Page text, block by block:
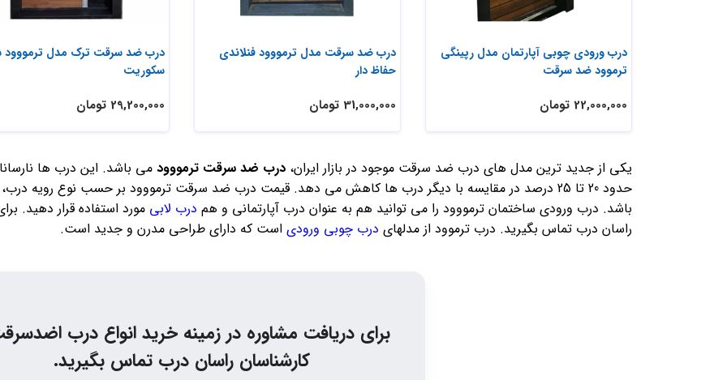
درب ورودی چوبی آپارتمان مدل رپینگی
ترموود ضد سرقت
22,000,000 تومان
درب ضد سرقت مدل ترمووود فنلاندی
حفاظ دار
31,000,000 تومان
درب ضد سرقت ترک مدل ترمووود
سکوریت
29,200,000 تومان
یکی از جدید ترین مدل های درب ضد سرقت موجود در بازار ایران، درب ضد سرقت ترمووود می باشد. این درب ها
حدود 20 تا 25 درصد در مقایسه با دیگر درب ها کاهش می دهد. قیمت درب ضد سرقت ترمووود بر حسب نوع رویه
باشد. درب ورودی ساختمان ترمووود را می توانید هم به عنوان درب آپارتمانی و هم درب لابی مورد استفاده قرار دهید.
راسان درب تماس بگیرید. درب ترموود از مدلهای درب چوبی ورودی است که دارای طراحی مدرن و جدید است.
برای دریافت مشاوره در زمینه خرید انواع درب
کارشناسان راسان درب تماس بگیرید.